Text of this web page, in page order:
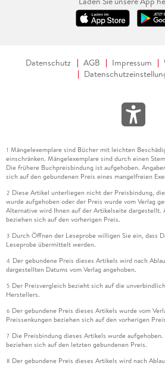
Datenschutz AGB Impressum
1 Mängelexemplare sind Bücher mit leichten
einschränken. Mängelexemplare sind durch einen
Die frühere Buchpreisbindung ist aufgehoben.
sich auf den gebundenen Preis eines mangelfreien
2 Diese Artikel unterliegen nicht der Preisbindung,
wurde aufgehoben oder der Preis wurde vom Verlag
Alternative wird Ihnen auf der Artikelseite dargestellt.
beziehen sich auf den vorherigen Preis.
3 Durch Öffnen der Leseprobe willigen Sie ein, dass
Leseprobe übermittelt werden.
4 Der gebundene Preis dieses Artikels wird nach
dargestellten Datums vom Verlag angehoben.
5 Der Preisvergleich bezieht sich auf die
Herstellers.
6 Der gebundene Preis dieses Artikels wurde vom
Preissenkungen beziehen sich auf den vorherigen
7 Die Preisbindung dieses Artikels wurde
beziehen sich auf den letzten gebundenen Preis.
8 Der gebundene Preis dieses Artikels wird nach